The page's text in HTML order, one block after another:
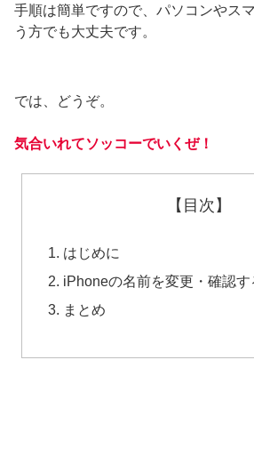
手順は簡単ですので、パソコンやス
う方でも大丈夫です。
では、どうぞ。
気合いれてソッコーでいくぜ！
【目次】
1. はじめに
2. iPhoneの名前を変更・確認す
3. まとめ